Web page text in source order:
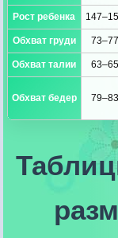
Рост ребенка
Обхват груди 73–77
Обхват талии 63–65
Обхват бедер 79–83